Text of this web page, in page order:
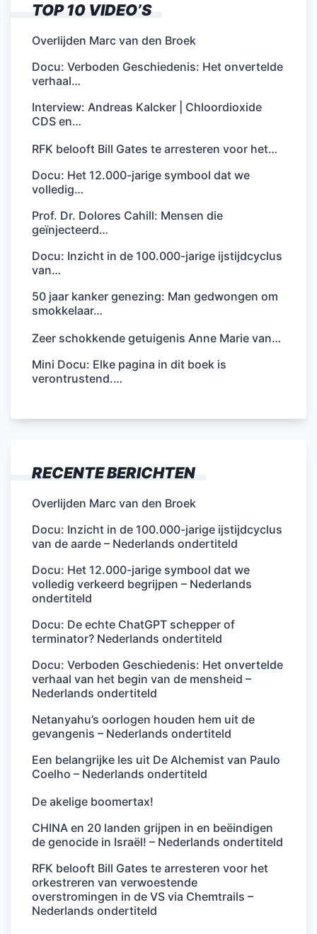
TOP 10 VIDEO’S
Overlijden Marc van den Broek
Docu: Verboden Geschiedenis: Het onvertelde
verhaal…
Interview: Andreas Kalcker | Chloordioxide
CDS en…
RFK belooft Bill Gates te arresteren voor het…
Docu: Het 12.000-jarige symbool dat we
volledig…
Prof. Dr. Dolores Cahill: Mensen die
geïnjecteerd…
Docu: Inzicht in de 100.000-jarige ijstijdcyclus
van…
50 jaar kanker genezing: Man gedwongen om
smokkelaar…
Zeer schokkende getuigenis Anne Marie van…
Mini Docu: Elke pagina in dit boek is
verontrustend.…
RECENTE BERICHTEN
Overlijden Marc van den Broek
Docu: Inzicht in de 100.000-jarige ijstijdcyclus
van de aarde – Nederlands ondertiteld
Docu: Het 12.000-jarige symbool dat we
volledig verkeerd begrijpen – Nederlands
ondertiteld
Docu: De echte ChatGPT schepper of
terminator? Nederlands ondertiteld
Docu: Verboden Geschiedenis: Het onvertelde
verhaal van het begin van de mensheid –
Nederlands ondertiteld
Netanyahu’s oorlogen houden hem uit de
gevangenis – Nederlands ondertiteld
Een belangrijke les uit De Alchemist van Paulo
Coelho – Nederlands ondertiteld
De akelige boomertax!
CHINA en 20 landen grijpen in en beëindigen
de genocide in Israël! – Nederlands ondertiteld
RFK belooft Bill Gates te arresteren voor het
orkestreren van verwoestende
overstromingen in de VS via Chemtrails –
Nederlands ondertiteld